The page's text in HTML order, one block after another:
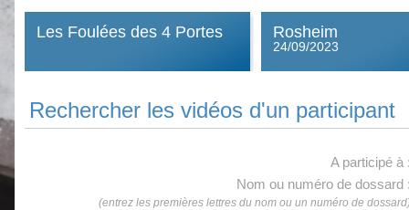
Les Foulées des 4 Portes Rosheim
24/09/2023
Rechercher les vidéos d'un participant
A participé à
Nom ou numéro de dossard
(entrez les premières lettres du nom ou un numéro de